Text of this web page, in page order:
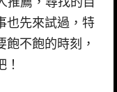
也先來試過，特
不飽的時刻，